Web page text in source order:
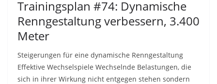
Trainingsplan #74: Dynamische
Renngestaltung verbessern, 3.400
Meter
Steigerungen für eine dynamische Renngestaltung
Effektive Wechselspiele Wechselnde Belastungen, die
sich in ihrer Wirkung nicht entgegen stehen sondern